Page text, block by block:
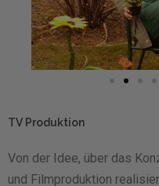
TV Produktion
Von der Idee, über das
und Filmproduktion